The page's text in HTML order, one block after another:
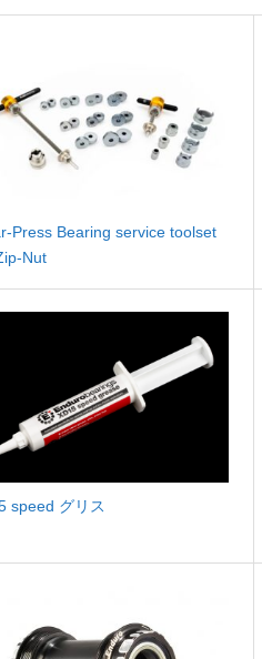
Press Bearing service toolset
Nut
speed グリス